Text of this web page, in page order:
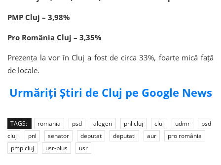
PMP Cluj – 3,98%
Pro România Cluj – 3,35%
Prezența la vor în Cluj a fost de circa 33%, foarte mică față
de locale.
Urmăriți Știri de Cluj pe Google News
TAGS: romania psd alegeri pnl cluj cluj udmr
psd
cluj
pnl senator deputat deputati aur
pro românia
pmp cluj
usr-plus usr